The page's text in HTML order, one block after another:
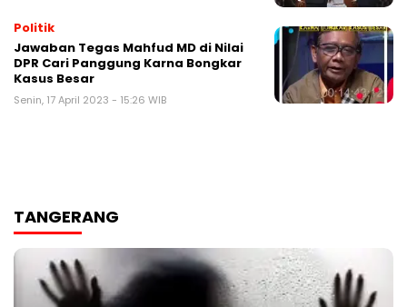
Politik
Jawaban Tegas Mahfud MD di Nilai
DPR Cari Panggung Karna Bongkar
Kasus Besar
Senin, 17 April 2023 - 15:26 WIB
TANGERANG